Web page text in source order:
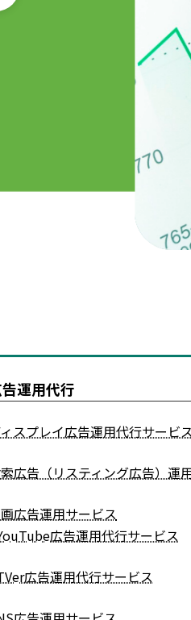
運用代行
スプレイ広告運用代行サービ
広告（リスティング広告）運
広告運用サービス
広告運用代行サービス
広告運用代行サービス